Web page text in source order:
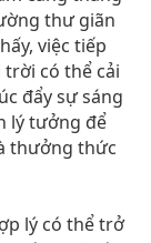
thư giãn
việc tiếp
trời có thể cải
đẩy sự sáng
lý tưởng để
thưởng thức
lý có thể trở